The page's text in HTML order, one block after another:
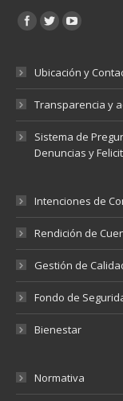
Encuéntranos en:
Ubicación y
Transparencia y
Sistema de
Denuncias y
Intenciones de
Rendición de
Gestión de
Fondo de
Bienestar
Normativa